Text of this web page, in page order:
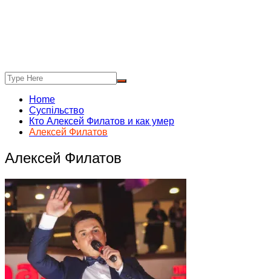
Home
Суспільство
Кто Алексей Филатов и как умер
Алексей Филатов
Алексей Филатов